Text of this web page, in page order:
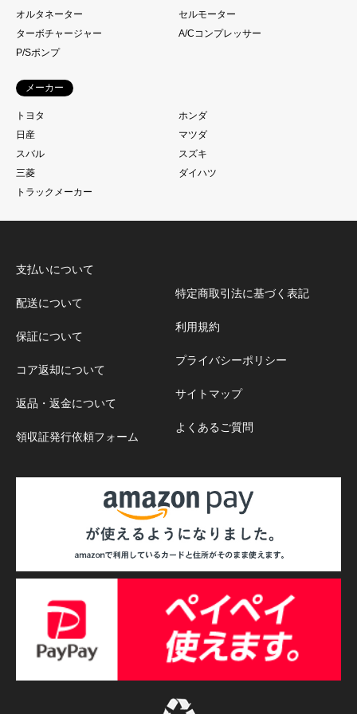
オルタネーター
セルモーター
ターボチャージャー
A/Cコンプレッサー
P/Sポンプ
メーカー
トヨタ
ホンダ
日産
マツダ
スバル
スズキ
三菱
ダイハツ
トラックメーカー
支払いについて
配送について
保証について
コア返却について
返品・返金について
領収証発行依頼フォーム
特定商取引法に基づく表記
利用規約
プライバシーポリシー
サイトマップ
よくあるご質問